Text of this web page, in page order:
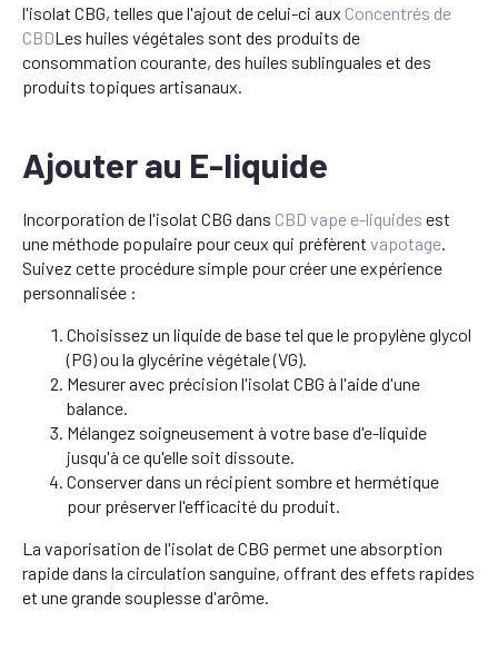
l'isolat CBG, telles que l'ajout de celui-ci aux Concentrés de
CBDLes huiles végétales sont des produits de
consommation courante, des huiles sublinguales et des
produits topiques artisanaux.
Ajouter au E-liquide
Incorporation de l'isolat CBG dans CBD vape e-liquides est
une méthode populaire pour ceux qui préfèrent vapotage.
Suivez cette procédure simple pour créer une expérience
personnalisée :
Choisissez un liquide de base tel que le propylène glycol
(PG) ou la glycérine végétale (VG).
Mesurer avec précision l'isolat CBG à l'aide d'une
balance.
Mélangez soigneusement à votre base d'e-liquide
jusqu'à ce qu'elle soit dissoute.
Conserver dans un récipient sombre et hermétique
pour préserver l'efficacité du produit.
La vaporisation de l'isolat de CBG permet une absorption
rapide dans la circulation sanguine, offrant des effets rapides
et une grande souplesse d'arôme.